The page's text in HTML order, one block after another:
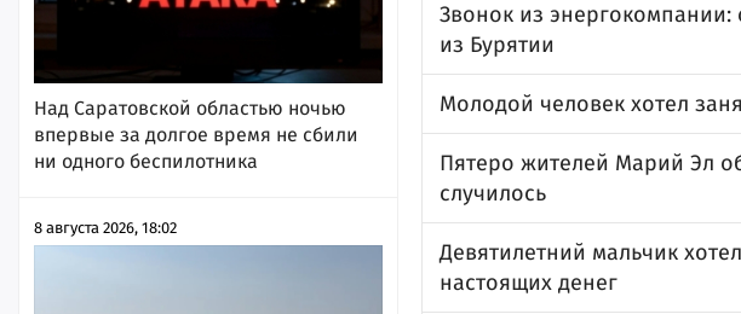
Над Саратовской областью ночью
впервые за долгое время не сбили
ни одного беспилотника
8 августа 2026, 18:02
Звонок из энергокомпании:
из Бурятии
Молодой человек хотел
Пятеро жителей Марий Эл
случилось
Девятилетний мальчик
настоящих денег